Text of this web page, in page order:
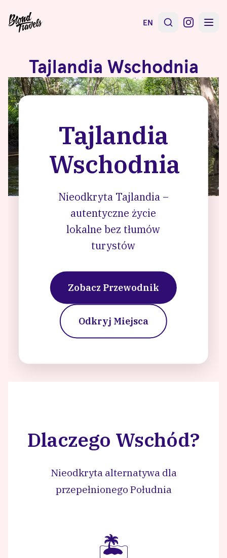
EN
Tajlandia Wschodnia
Tajlandia
Wschodnia
Nieodkryta Tajlandia –
autentyczne życie
lokalne bez tłumów
turystów
Zobacz Przewodnik
Odkryj Miejsca
Dlaczego Wschód?
Nieodkryta alternatywa dla
przepełnionego Południa
🏝️